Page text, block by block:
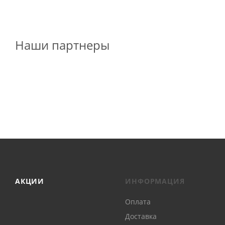
Наши партнеры
АКЦИИ ИНФОРМАЦИЯ
Оплата
Доставка